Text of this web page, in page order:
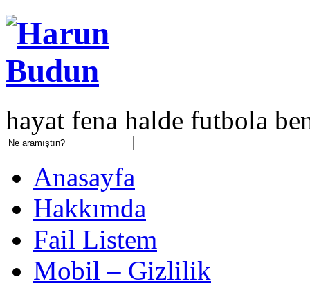
hayat fena halde futbola
Anasayfa
Hakkımda
Fail Listem
Mobil – Gizlilik